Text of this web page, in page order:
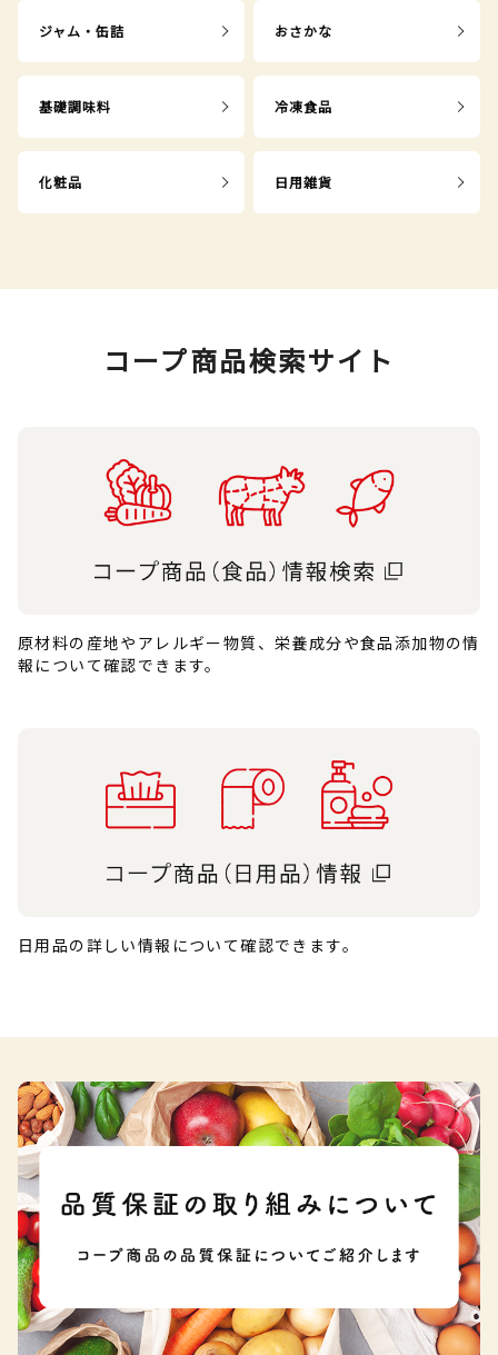
ジャム・缶詰 おさかな
基礎調味料 冷凍食品
化粧品 日用雑貨
コープ商品検索サイト
原材料の産地やアレルギー物質、栄養成分や食品添加物の情
報について確認できます。
日用品の詳しい情報について確認できます。